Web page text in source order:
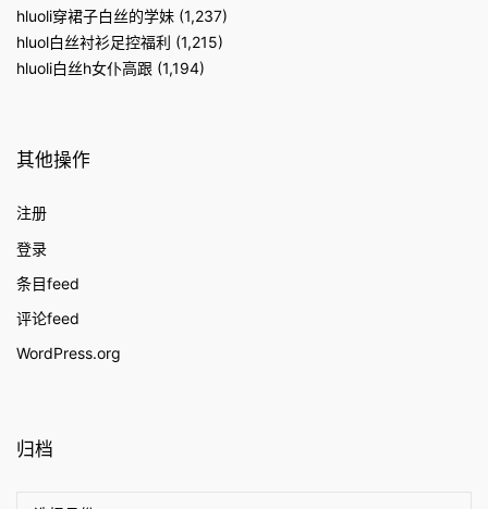
hluoli穿裙子白丝的学妹 (1,237)
hluol白丝衬衫足控福利 (1,215)
hluoli白丝h女仆高跟 (1,194)
其他操作
注册
登录
条目feed
评论feed
WordPress.org
归档